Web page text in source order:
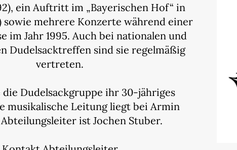
ein Auftritt im „Bayerischen Hof“ in
sowie mehrere Konzerte während einer
im Jahr 1995. Auch bei nationalen und
Dudelsacktreffen sind sie regelmäßig
vertreten.
die Dudelsackgruppe ihr 30-jähriges
musikalische Leitung liegt bei Armin
ist Jochen Stuber.